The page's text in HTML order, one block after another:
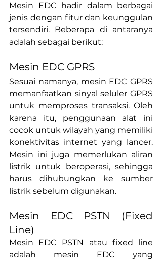
Mesin EDC hadir dalam berbagai
jenis dengan fitur dan keunggulan
tersendiri. Beberapa di antaranya
adalah sebagai berikut:
Mesin EDC GPRS
Sesuai namanya, mesin EDC GPRS
memanfaatkan sinyal seluler GPRS
untuk memproses transaksi. Oleh
karena itu, penggunaan alat ini
cocok untuk wilayah yang memiliki
konektivitas internet yang lancer.
Mesin ini juga memerlukan aliran
listrik untuk beroperasi, sehingga
harus dihubungkan ke sumber
listrik sebelum digunakan.
Mesin EDC PSTN (Fixed
Line)
Mesin EDC PSTN atau fixed line
adalah mesin EDC yang